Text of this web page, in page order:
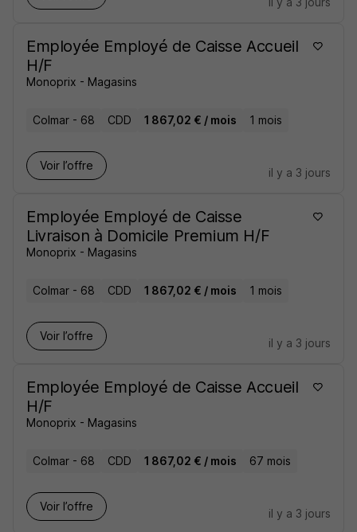
Employée Employé de Caisse Accueil
H/F
Monoprix - Magasins
Colmar - 68 CDD 1 867,02 € / mois 1 mois
Voir l’offre
il y a 3 jours
Employée Employé de Caisse
Livraison à Domicile Premium H/F
Monoprix - Magasins
Colmar - 68 CDD 1 867,02 € / mois 1 mois
Voir l’offre
il y a 3 jours
Employée Employé de Caisse Accueil
H/F
Monoprix - Magasins
Colmar - 68 CDD 1 867,02 € / mois 67 mois
Voir l’offre
il y a 3 jours